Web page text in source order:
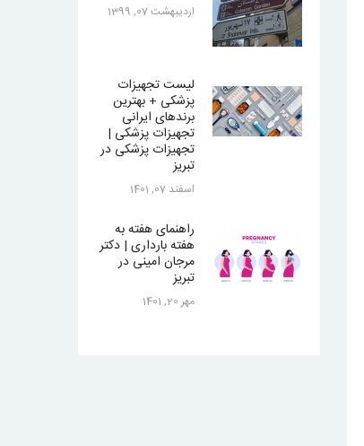
ارديبهشت 07, 1399
لیست تجهیزات
پزشکی + بهترین
برندهای ایرانی
تجهیزات پزشکی |
تجهیزات پزشکی در
تبریز
اسفند 07, 1401
راهنمای هفته به
هفته بارداری | دکتر
مرجان امینی در
تبریز
مهر 20, 1401